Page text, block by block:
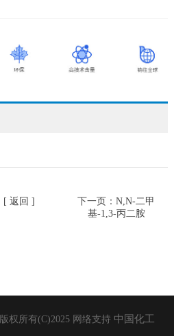
[ 返回 ] 下一页：N,N-二甲
基-1,3-丙二胺
版权所有(C)2025网络支持 中国化工